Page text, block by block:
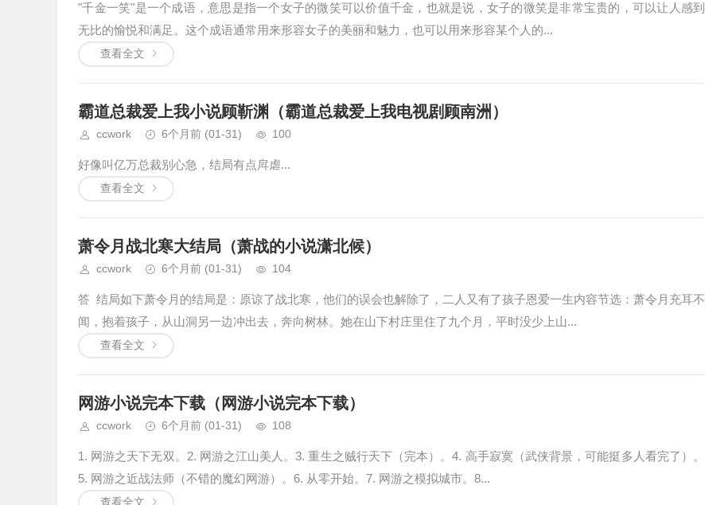
"千金一笑"是一个成语，意思是指一个女子的微笑可以价值千金，也就是说，女子的微笑是非常宝贵的，可以让人感到
无比的愉悦和满足。这个成语通常用来形容女子的美丽和魅力，也可以用来形容某个人的...
查看全文
霸道总裁爱上我小说顾靳渊（霸道总裁爱上我电视剧顾南洲）
ccwork 6个月前 (01-31) 100
好像叫亿万总裁别心急，结局有点戽虐...
查看全文
萧令月战北寒大结局（萧战的小说潇北候）
ccwork 6个月前 (01-31) 104
答 结局如下萧令月的结局是：原谅了战北寒，他们的误会也解除了，二人又有了孩子恩爱一生内容节选：萧令月充耳不
闻，抱着孩子，从山洞另一边冲出去，奔向树林。她在山下村庄里住了九个月，平时没少上山...
查看全文
网游小说完本下载（网游小说完本下载）
ccwork 6个月前 (01-31) 108
1. 网游之天下无双。2. 网游之江山美人。3. 重生之贼行天下（完本）。4. 高手寂寞（武侠背景，可能挺多人看完了）。
5. 网游之近战法师（不错的魔幻网游）。6. 从零开始。7. 网游之模拟城市。8...
查看全文